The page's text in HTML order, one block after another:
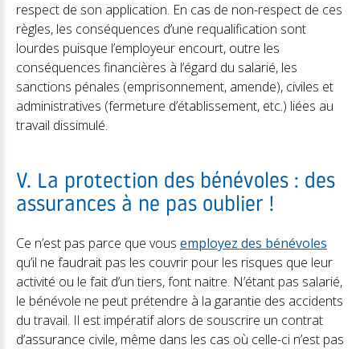
respect de son application. En cas de non-respect de ces
règles, les conséquences d’une requalification sont
lourdes puisque l’employeur encourt, outre les
conséquences financières à l’égard du salarié, les
sanctions pénales (emprisonnement, amende), civiles et
administratives (fermeture d’établissement, etc.) liées au
travail dissimulé.
V. La protection des bénévoles : des
assurances à ne pas oublier !
Ce n’est pas parce que vous employez des bénévoles
qu’il ne faudrait pas les couvrir pour les risques que leur
activité ou le fait d’un tiers, font naitre. N’étant pas salarié,
le bénévole ne peut prétendre à la garantie des accidents
du travail. Il est impératif alors de souscrire un contrat
d’assurance civile, même dans les cas où celle-ci n’est pas